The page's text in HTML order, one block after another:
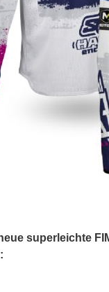
superleichte